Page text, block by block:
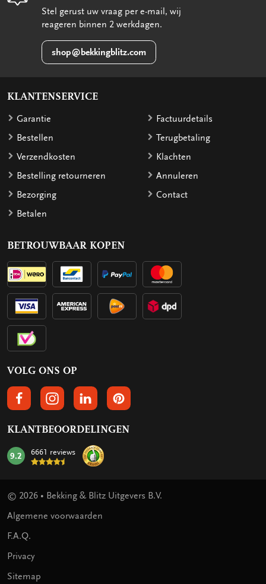
Stel gerust uw vraag per e-mail, wij
reageren binnen 2 werkdagen.
shop@bekkingblitz.com
KLANTENSERVICE
Garantie
Bestellen
Verzendkosten
Bestelling retourneren
Bezorging
Betalen
Factuurdetails
Terugbetaling
Klachten
Annuleren
Contact
BETROUWBAAR KOPEN
VOLG ONS OP
VOLGS ONS OP FACEBOOK
VOLG ONS OP INSTAGRAM
VOLG ONS OP LINKEDIN
VOLG ONS OP PINTEREST
KLANTBEOORDELINGEN
mark:
9.2 6661 reviews
© 2026 • Bekking & Blitz Uitgevers B.V.
Algemene voorwaarden
F.A.Q.
Privacy
Sitemap